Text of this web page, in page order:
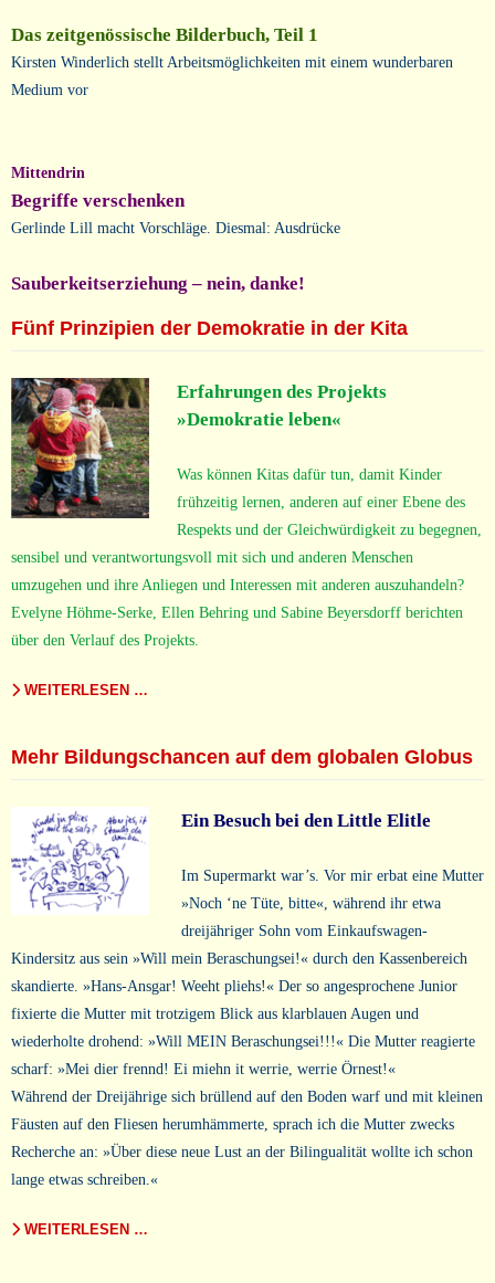
Das zeitgenössische Bilderbuch, Teil 1
Kirsten Winderlich stellt Arbeitsmöglichkeiten mit einem wunderbaren
Medium vor
Mittendrin
Begriffe verschenken
Gerlinde Lill macht Vorschläge. Diesmal: Ausdrücke
Sauberkeitserziehung – nein, danke!
Fünf Prinzipien der Demokratie in der Kita
Erfahrungen des Projekts
»Demokratie leben«
Was können Kitas dafür tun, damit Kinder
frühzeitig lernen, anderen auf einer Ebene des
Respekts und der Gleichwürdigkeit zu begegnen,
sensibel und verantwortungsvoll mit sich und anderen Menschen
umzugehen und ihre Anliegen und Interessen mit anderen auszuhandeln?
Evelyne Höhme-Serke, Ellen Behring und Sabine Beyersdorff berichten
über den Verlauf des Projekts.
WEITERLESEN …
Mehr Bildungschancen auf dem globalen Globus
Ein Besuch bei den Little Elitle
Im Supermarkt war’s. Vor mir erbat eine Mutter
»Noch ‘ne Tüte, bitte«, während ihr etwa
dreijähriger Sohn vom Einkaufswagen-
Kindersitz aus sein »Will mein Beraschungsei!« durch den Kassenbereich
skandierte. »Hans-Ansgar! Weeht pliehs!« Der so angesprochene Junior
fixierte die Mutter mit trotzigem Blick aus klarblauen Augen und
wiederholte drohend: »Will MEIN Beraschungsei!!!« Die Mutter reagierte
scharf: »Mei dier frennd! Ei miehn it werrie, werrie Örnest!«
Während der Dreijährige sich brüllend auf den Boden warf und mit kleinen
Fäusten auf den Fliesen herumhämmerte, sprach ich die Mutter zwecks
Recherche an: »Über diese neue Lust an der Bilingualität wollte ich schon
lange etwas schreiben.«
WEITERLESEN …